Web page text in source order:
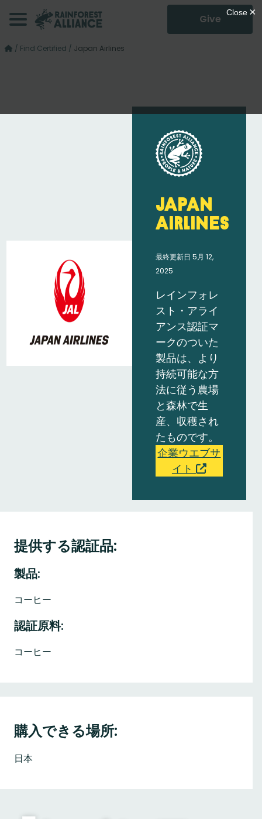
Give
/ Find Certified / Japan Airlines
Japan
Airlines
最終更新日 5月 12,
2025
レインフォレ
スト・アライ
アンス認証マ
ークのついた
製品は、より
持続可能な方
法に従う農場
と森林で生
産、収穫され
たものです。
企業ウエブサ
イト
提供する認証品:
製品:
コーヒー
認証原料:
コーヒー
購入できる場所:
日本